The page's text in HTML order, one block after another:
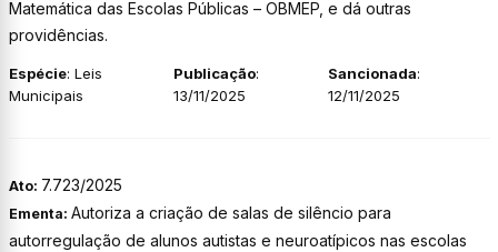
Matemática das Escolas Públicas – OBMEP, e dá outras
providências.
Espécie: Leis
Municipais
Publicação:
13/11/2025
Sancionada:
12/11/2025
Ato: 7.723/2025
Ementa: Autoriza a criação de salas de silêncio para
autorregulação de alunos autistas e neuroatípicos nas escolas